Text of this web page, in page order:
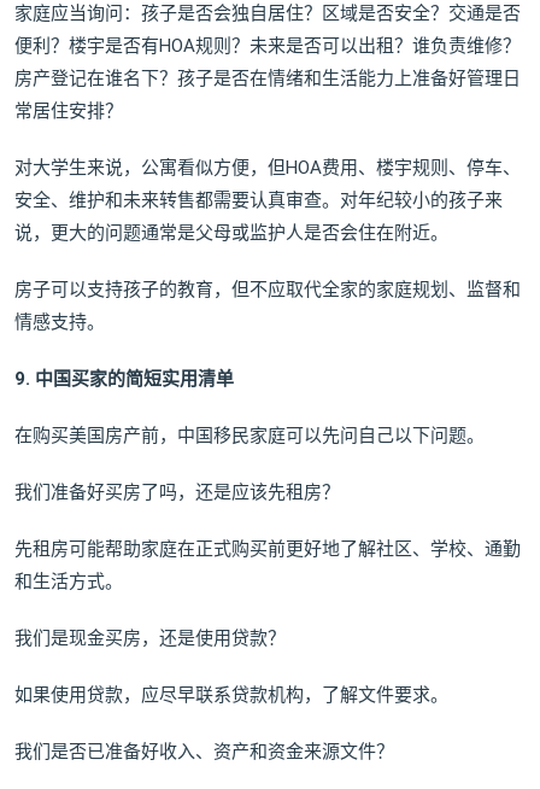
家庭应当询问：孩子是否会独自居住？区域是否安全？交通是否
便利？楼宇是否有HOA规则？未来是否可以出租？谁负责维修？
房产登记在谁名下？孩子是否在情绪和生活能力上准备好管理日
常居住安排？
对大学生来说，公寓看似方便，但HOA费用、楼宇规则、停车、
安全、维护和未来转售都需要认真审查。对年纪较小的孩子来
说，更大的问题通常是父母或监护人是否会住在附近。
房子可以支持孩子的教育，但不应取代全家的家庭规划、监督和
情感支持。
9. 中国买家的简短实用清单
在购买美国房产前，中国移民家庭可以先问自己以下问题。
我们准备好买房了吗，还是应该先租房？
先租房可能帮助家庭在正式购买前更好地了解社区、学校、通勤
和生活方式。
我们是现金买房，还是使用贷款？
如果使用贷款，应尽早联系贷款机构，了解文件要求。
我们是否已准备好收入、资产和资金来源文件？